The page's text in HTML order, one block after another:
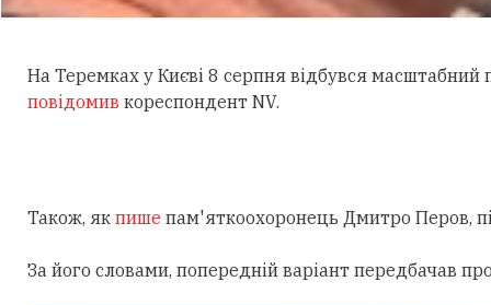
На Теремках у Києві 8 серпня відбувся масштабний
повідомив кореспондент NV.
Також, як пише пам'яткоохоронець Дмитро Перов,
За його словами, попередній варіант передбачав